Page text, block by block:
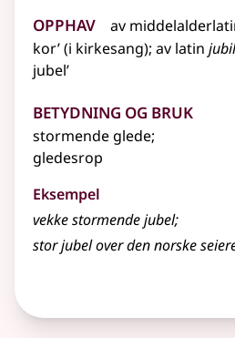
Opphav av
kor’ (i kirkesang); av latin
jubel’
Betydning og bruk
stormende glede;
gledesrop
Eksempel
vekke stormendejubel;
storjubelover den norske